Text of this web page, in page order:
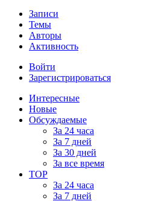
Записи
Темы
Авторы
Активность
Войти
Зарегистрироваться
Интересные
Новые
Обсуждаемые
За 24 часа
За 7 дней
За 30 дней
За все время
TOP
За 24 часа
За 7 дней